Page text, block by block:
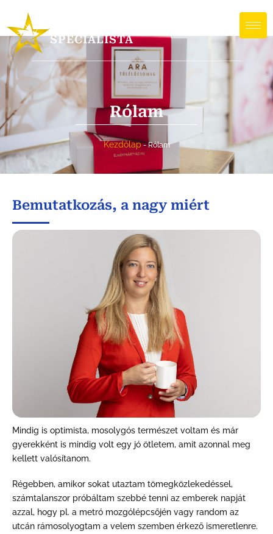
SPECIALISTA
Rólam
Rólam
Kezdőlap-Rólam
Bemutatkozás, a nagy miért
Mindig is optimista, mosolygós természet voltam és már
gyerekként is mindig volt egy jó ötletem, amit azonnal meg
kellett valósítanom.
Régebben, amikor sokat utaztam tömegközlekedéssel,
számtalanszor próbáltam szebbé tenni az emberek napját
azzal, hogy pl. a metró mozgólépcsőjén vagy random az
utcán rámosolyogtam a velem szemben érkező ismeretlenre.